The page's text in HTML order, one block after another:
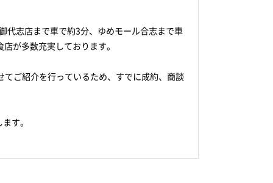
代志店まで車で約3分、ゆめモール合志まで車
が多数充実しております。
ご紹介を行っているため、すでに成約、商談
す。